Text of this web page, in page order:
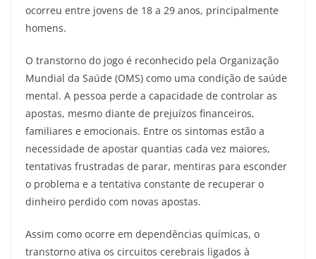
ocorreu entre jovens de 18 a 29 anos, principalmente
homens.
O transtorno do jogo é reconhecido pela Organização
Mundial da Saúde (OMS) como uma condição de saúde
mental. A pessoa perde a capacidade de controlar as
apostas, mesmo diante de prejuízos financeiros,
familiares e emocionais. Entre os sintomas estão a
necessidade de apostar quantias cada vez maiores,
tentativas frustradas de parar, mentiras para esconder
o problema e a tentativa constante de recuperar o
dinheiro perdido com novas apostas.
Assim como ocorre em dependências químicas, o
transtorno ativa os circuitos cerebrais ligados à